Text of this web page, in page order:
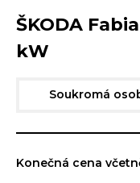
ŠKODA
kW
Soukromá
Konečná cena